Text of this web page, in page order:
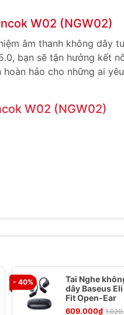
W02 (NGW02)
âm thanh không dây
bạn sẽ tận hưởng kết
hảo cho những ai
W02 (NGW02)
- 40%
Tai Nghe
dây Baseus
Fit Open-Ear
609.000₫